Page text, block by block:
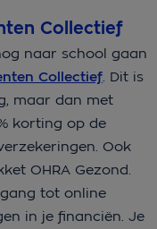
Collectief
naar school gaan
Collectief. Dit is
maar dan met
korting op de
Ook
OHRA Gezond.
tot online
in je financiën. Je